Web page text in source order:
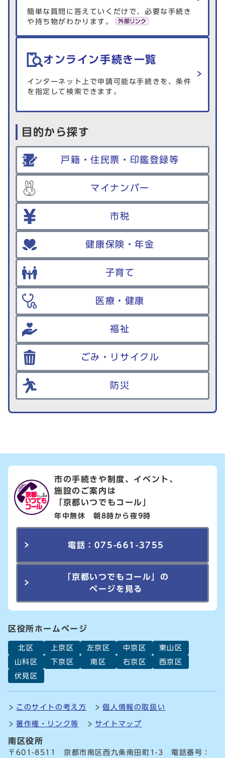
簡単な質問に答えていくだけで、必要な手続き
や持ち物がわかります。
オンライン手続き一覧
インターネット上で申請可能な手続きを、条件
を指定して検索できます。
目的から探す
戸籍・住民票・印鑑登録等
マイナンバー
市税
健康保険・年金
子育て
医療・健康
福祉
ごみ・リサイクル
防災
市の手続きや制度、イベント、
施設のご案内は
「京都いつでもコール」
年中無休 朝8時から夜9時
電話：075-661-3755
「京都いつでもコール」の
ページを見る
区役所ホームページ
北区 上京区 左京区 中京区
東山区
山科区
下京区 南区 右京区
西京区
伏見区
このサイトの考え方 個人情報の取扱い
著作権・リンク等 サイトマップ
南区役所
〒601-8511 京都市南区西九条南田町1-3 電話番号：